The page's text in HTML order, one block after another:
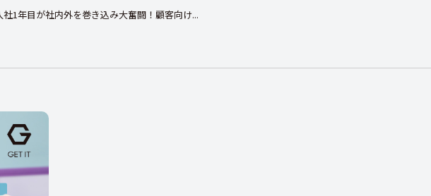
社1年目が社内外を巻き込み大奮闘！顧客向け...